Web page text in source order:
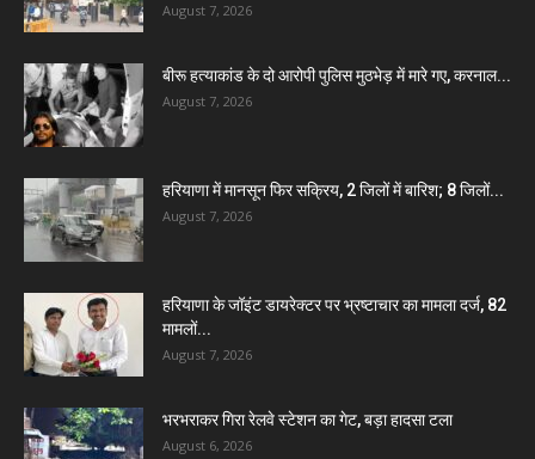
August 7, 2026
बीरू हत्याकांड के दो आरोपी पुलिस मुठभेड़ में मारे गए, करनाल...
August 7, 2026
हरियाणा में मानसून फिर सक्रिय, 2 जिलों में बारिश; 8 जिलों...
August 7, 2026
हरियाणा के जॉइंट डायरेक्टर पर भ्रष्टाचार का मामला दर्ज, 82
मामलों...
August 7, 2026
भरभराकर गिरा रेलवे स्टेशन का गेट, बड़ा हादसा टला
August 6, 2026